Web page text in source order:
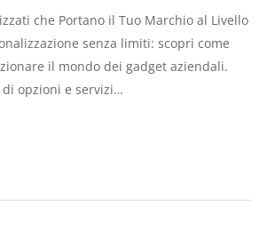
che Portano il Tuo Marchio al Livello
senza limiti: scopri come
il mondo dei gadget aziendali.
di opzioni e servizi…